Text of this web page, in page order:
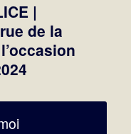
|
de la